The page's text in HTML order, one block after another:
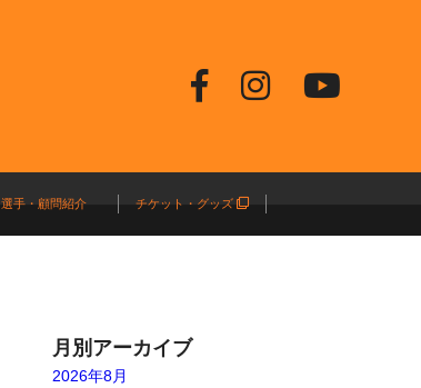
選手・顧問紹介 チケット・グッズ
月別アーカイブ
2026年8月